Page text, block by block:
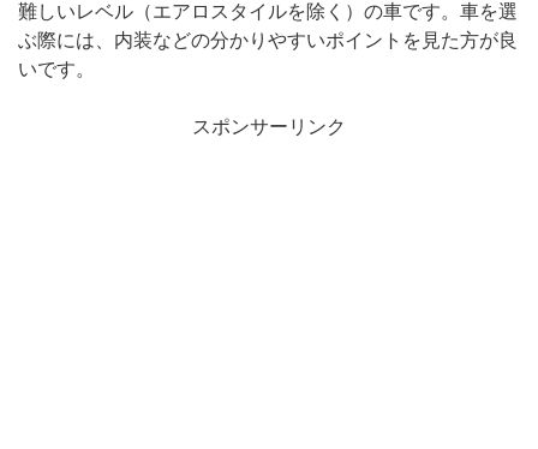
難しいレベル（エアロスタイルを除く）の車です。車を選
ぶ際には、内装などの分かりやすいポイントを見た方が良
いです。
スポンサーリンク